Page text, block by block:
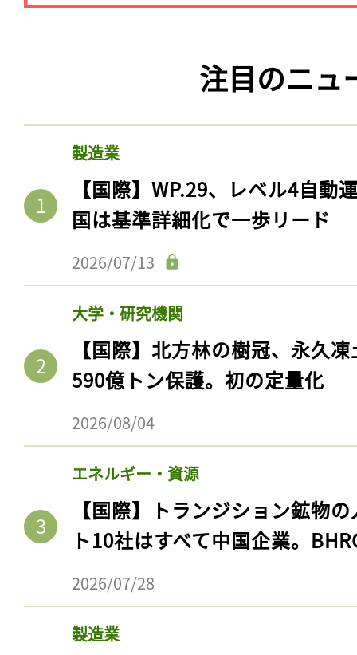
注目のニュ
製造業
【国際】WP.29、レベル4自動
国は基準詳細化で一歩リード
2026/07/13
大学・研究機関
【国際】北方林の樹冠、永久
590億トン保護。初の定量化
2026/08/04
エネルギー・資源
【国際】トランジション鉱物
ト10社はすべて中国企業。
2026/07/28
製造業